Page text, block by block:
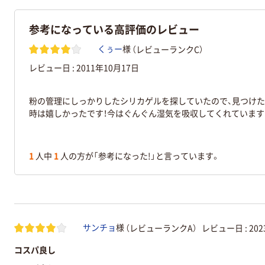
参考になっている高評価のレビュー
くぅー様 （レビューランクC）
レビュー日 : 2011年10月17日
粉の管理にしっかりしたシリカゲルを探していたので、見つけた
時は嬉しかったです！今はぐんぐん湿気を吸収してくれています
1 人中 1 人の方が「参考になった!」と言っています。
サンチョ様 （レビューランクA） レビュー日 :
コスパ良し